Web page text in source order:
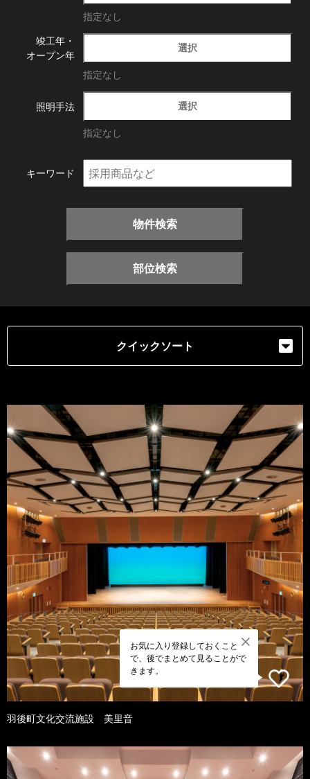
指定なし
竣工年・
オープン年
選択
指定なし
照明手法 選択
指定なし
キーワード
物件検索
部位検索
クイックソート
お気に入り登録しておくこと
で、後でまとめて見ることがで
きます。
羽後町文化交流施設 美里音